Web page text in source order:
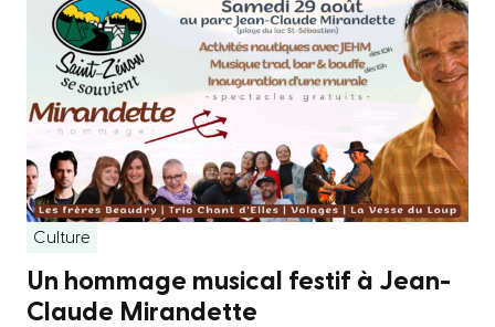
Culture
Un hommage musical festif à Jean-
Claude Mirandette